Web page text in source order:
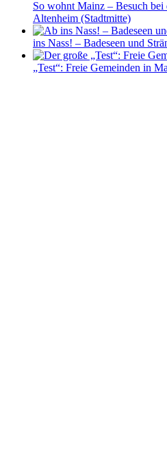
So wohnt Mainz – Besuch bei
Altenheim (Stadtmitte)
ins Nass! – Badeseen und
„Test“: Freie Gemeinden in